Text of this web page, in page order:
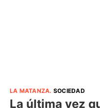
LA MATANZA. SOCIEDAD
La última vez